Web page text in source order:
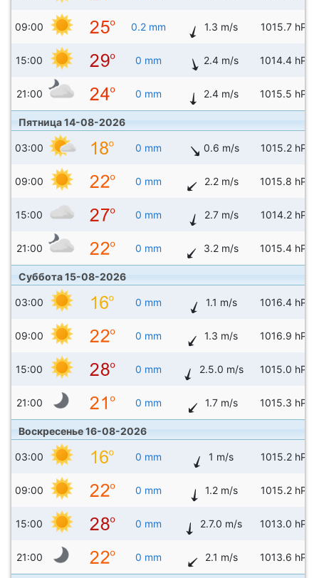
09:00 0.2 mm 1.3 m/s 1015.7 hPa
15:00 0 mm 2.4 m/s 1014.4 hPa
21:00 0 mm 2.4 m/s 1015.5 hPa
Пятница 14-08-2026
03:00 0 mm 0.6 m/s 1015.2 hPa
09:00 0 mm 2.2 m/s 1015.8 hPa
15:00 0 mm 2.7 m/s 1014.2 hPa
21:00 0 mm 3.2 m/s 1015.4 hPa
Суббота 15-08-2026
03:00 0 mm 1.1 m/s 1016.4 hPa
09:00 0 mm 1.3 m/s 1016.9 hPa
15:00 0 mm 2.5.0 m/s 1015.0 hPa
21:00 0 mm 1.7 m/s 1015.3 hPa
Воскресенье 16-08-2026
03:00 0 mm 1 m/s 1015.2 hPa
09:00 0 mm 1.2 m/s 1015.2 hPa
15:00 0 mm 2.7.0 m/s 1013.0 hPa
21:00 0 mm 2.1 m/s 1013.6 hPa